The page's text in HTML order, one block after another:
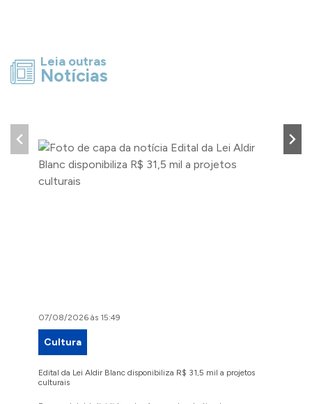
Leia outras
Notícias
07/08/2026 às 15:49
Cultura
Edital da Lei Aldir Blanc disponibiliza R$ 31,5 mil a projetos
culturais